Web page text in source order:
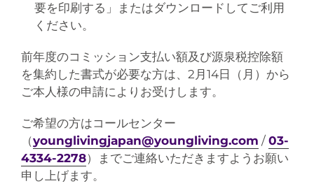
要を印刷する」またはダウンロードしてご利用
ください。
前年度のコミッション支払い額及び源泉税控除額
を集約した書式が必要な方は、2月14日（月）から
ご本人様の申請によりお受けします。
ご希望の方はコールセンター
（younglivingjapan@youngliving.com / 03-
4334-2278）までご連絡いただきますようお願い
申し上げます。